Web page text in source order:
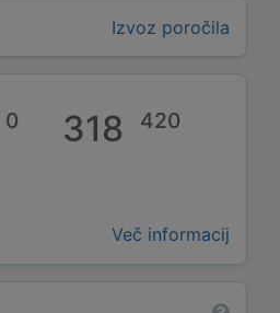
Izvoz poročila
0 318 420
Več informacij